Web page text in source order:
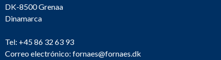
DK-8500 Grenaa
Dinamarca
Tel: +45 86 32 63 93
Correo electrónico: fornaes@fornaes.dk